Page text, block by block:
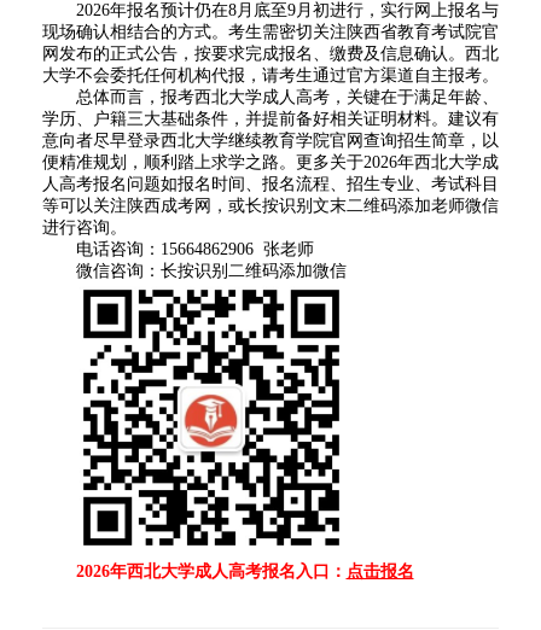
2026年报名预计仍在8月底至9月初进行，实行网上报名与
现场确认相结合的方式。考生需密切关注陕西省教育考试院官
网发布的正式公告，按要求完成报名、缴费及信息确认。西北
大学不会委托任何机构代报，请考生通过官方渠道自主报考。
总体而言，报考西北大学成人高考，关键在于满足年龄、
学历、户籍三大基础条件，并提前备好相关证明材料。建议有
意向者尽早登录西北大学继续教育学院官网查询招生简章，以
便精准规划，顺利踏上求学之路。更多关于2026年西北大学成
人高考报名问题如报名时间、报名流程、招生专业、考试科目
等可以关注陕西成考网，或长按识别文末二维码添加老师微信
进行咨询。
电话咨询：15664862906 张老师
微信咨询：长按识别二维码添加微信
2026年西北大学成人高考报名入口： 点击报名